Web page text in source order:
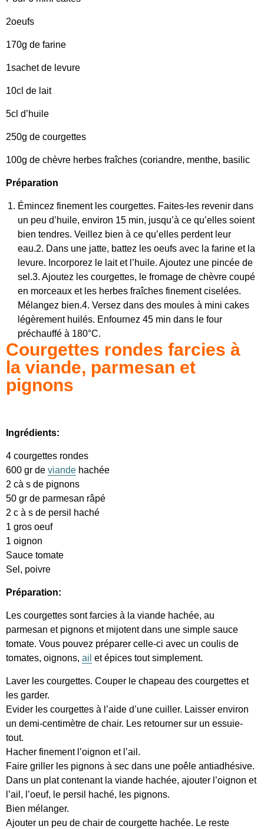
2oeufs
170g de farine
1sachet de levure
10cl de lait
5cl d’huile
250g de courgettes
100g de chèvre herbes fraîches (coriandre, menthe, basilic
Préparation
Émincez finement les courgettes. Faites-les revenir dans
un peu d’huile, environ 15 min, jusqu’à ce qu’elles soient
bien tendres. Veillez bien à ce qu’elles perdent leur
eau.2. Dans une jatte, battez les oeufs avec la farine et la
levure. Incorporez le lait et l’huile. Ajoutez une pincée de
sel.3. Ajoutez les courgettes, le fromage de chèvre coupé
en morceaux et les herbes fraîches finement ciselées.
Mélangez bien.4. Versez dans des moules à mini cakes
légèrement huilés. Enfournez 45 min dans le four
préchauffé à 180°C.
Courgettes rondes farcies à
la viande, parmesan et
pignons
Ingrédients:
4 courgettes rondes
600 gr de viande hachée
2 cà s de pignons
50 gr de parmesan râpé
2 c à s de persil haché
1 gros oeuf
1 oignon
Sauce tomate
Sel, poivre
Préparation:
Les courgettes sont farcies à la viande hachée, au
parmesan et pignons et mijotent dans une simple sauce
tomate. Vous pouvez préparer celle-ci avec un coulis de
tomates, oignons, ail et épices tout simplement.
Laver les courgettes. Couper le chapeau des courgettes et
les garder.
Evider les courgettes à l’aide d’une cuiller. Laisser environ
un demi-centimètre de chair. Les retourner sur un essuie-
tout.
Hacher finement l’oignon et l’ail.
Faire griller les pignons à sec dans une poêle antiadhésive.
Dans un plat contenant la viande hachée, ajouter l’oignon et
l’ail, l’oeuf, le persil haché, les pignons.
Bien mélanger.
Ajouter un peu de chair de courgette hachée. Le reste